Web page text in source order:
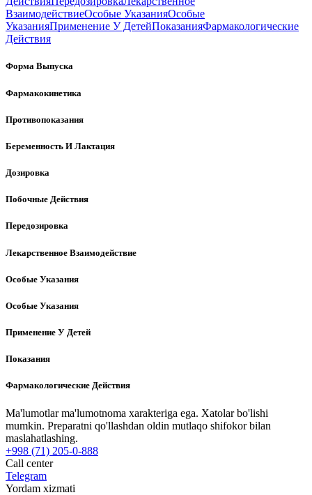
ВзаимодействиеОсобые УказанияОсобые
УказанияПрименение У ДетейПоказанияФармакологические
Действия
Форма Выпуска
Фармакокинетика
Противопоказания
Беременность И Лактация
Дозировка
Побочные Действия
Передозировка
Лекарственное Взаимодействие
Особые Указания
Особые Указания
Применение У Детей
Показания
Фармакологические Действия
Ma'lumotlar ma'lumotnoma xarakteriga ega. Xatolar bo'lishi
mumkin. Preparatni qo'llashdan oldin mutlaqo shifokor bilan
maslahatlashing.
+998 (71) 205-0-888
Call center
Telegram
Yordam xizmati